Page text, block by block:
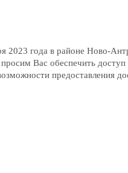
года в районе Ново-
Вас обеспечить
предоставления